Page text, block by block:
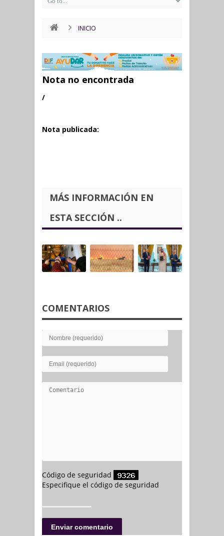
INICIO
Nota no encontrada
/
Nota publicada:
MÁS INFORMACIÓN EN
ESTA SECCIÓN ..
COMENTARIOS